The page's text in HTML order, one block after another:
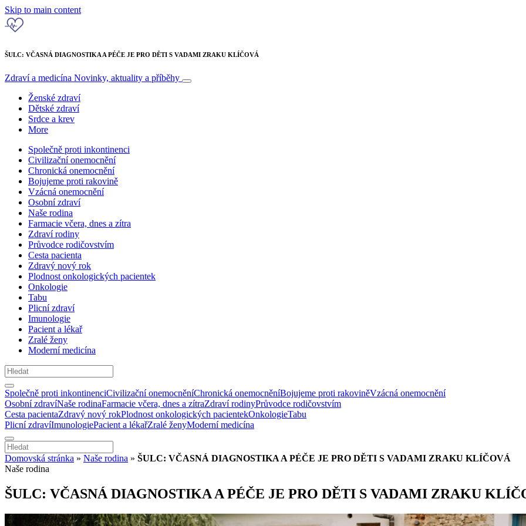
Skip to main content
ŠULC: VČASNÁ DIAGNOSTIKA A PÉČE JE PRO DĚTI S VADAMI ZRAKU KLÍČOVÁ
Zdraví a medicína Novinky, aktuality a příběhy
Ženské zdraví
Dětské zdraví
Srdce a krev
More
Společně proti inkontinenci
Civilizační onemocnění
Chronická onemocnění
Bojujeme proti rakovině
Vzácná onemocnění
Osobní zdraví
Naše rodina
Farmacie včera, dnes a zítra
Zdraví rodiny
Průvodce rodičovstvím
Cesta pacienta
Zdravý nový rok
Plodnost onkologických pacientek
Onkologie
Tabu
Plicní zdraví
Imunologie
Pacient a lékař
Zralé ženy
Moderní medicína
Společně proti inkontinenciCivilizační onemocněníChronická onemocněníBojujeme proti rakoviněVzácná onemocnění
Osobní zdravíNaše rodinaFarmacie včera, dnes a zítraZdraví rodinyPrůvodce rodičovstvím
Cesta pacientaZdravý nový rokPlodnost onkologických pacientekOnkologieTabu
Plicní zdravíImunologiePacient a lékařZralé ženyModerní medicína
Domovská stránka » Naše rodina » ŠULC: VČASNÁ DIAGNOSTIKA A PÉČE JE PRO DĚTI S VADAMI ZRAKU KLÍČOVÁ
Naše rodina
ŠULC: VČASNÁ DIAGNOSTIKA A PÉČE JE PRO DĚTI S VADAMI ZRAKU